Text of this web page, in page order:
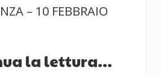
– 10 FEBBRAIO
la lettura...